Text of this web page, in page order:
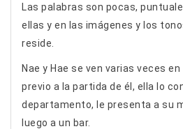
Las palabras son pocas,
ellas y en las imágenes y los
reside.
Nae y Hae se ven varias veces en
previo a la partida de él, ella lo
departamento, le presenta a su
luego a un bar.